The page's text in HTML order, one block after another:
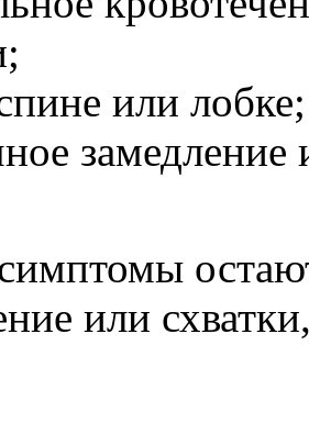
или лобке;
замедление
или